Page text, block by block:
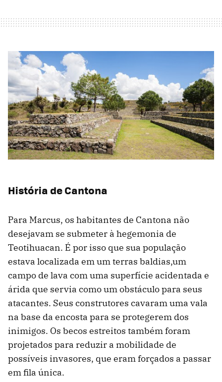
História de Cantona
Para Marcus, os habitantes de Cantona não
desejavam se submeter à hegemonia de
Teotihuacan. É por isso que sua população
estava localizada em um terras baldias,um
campo de lava com uma superfície acidentada e
árida que servia como um obstáculo para seus
atacantes. Seus construtores cavaram uma vala
na base da encosta para se protegerem dos
inimigos. Os becos estreitos também foram
projetados para reduzir a mobilidade de
possíveis invasores, que eram forçados a passar
em fila única.